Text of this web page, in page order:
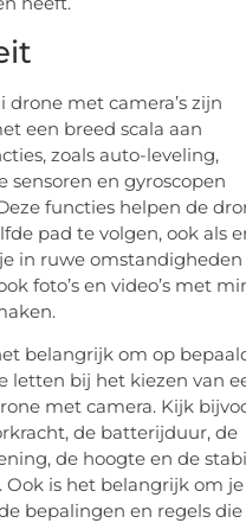
drone met camera’s zijn
een breed scala aan
zoals auto-leveling,
sensoren en gyroscopen
functies helpen de
pad te volgen, ook als
in ruwe omstandigheden
foto’s en video’s met
belangrijk om op
letten bij het kiezen van
met camera. Kijk
de batterijduur, de
de hoogte en de
Ook is het belangrijk om
bepalingen en regels